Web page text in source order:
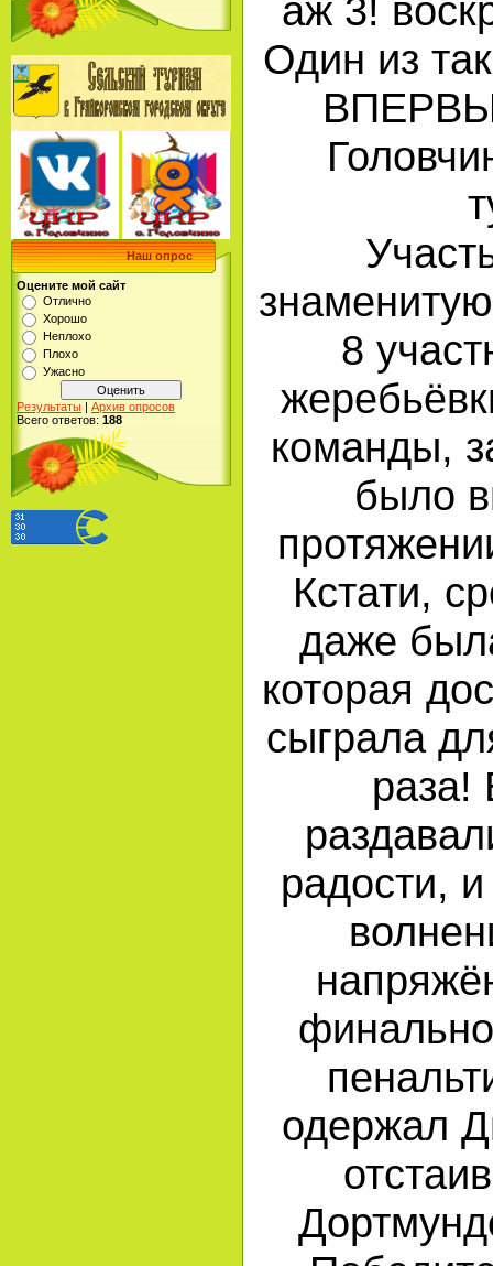
Наш опрос
Оцените мой сайт
Отлично
Хорошо
Неплохо
Плохо
Ужасно
Результаты | Архив опросов
Всего ответов: 188
аж 3!
Один из
8
команды,
было
Кстати,
даже
которая
сыграла
раза!
радости,
одержал